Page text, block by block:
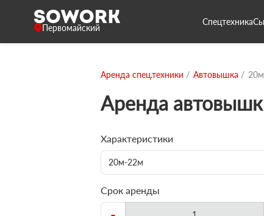
Первомайский
Спецтехника
Аренда спец.техники Автовышка
Аренда
Характеристики
20м-22м
Срок аренды